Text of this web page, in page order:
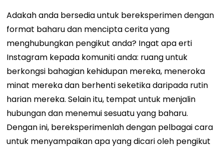
Adakah anda bersedia untuk bereksperimen dengan
format baharu dan mencipta cerita yang
menghubungkan pengikut anda? Ingat apa erti
Instagram kepada komuniti anda: ruang untuk
berkongsi bahagian kehidupan mereka, meneroka
minat mereka dan berhenti seketika daripada rutin
harian mereka. Selain itu, tempat untuk menjalin
hubungan dan menemui sesuatu yang baharu.
Dengan ini, bereksperimenlah dengan pelbagai cara
untuk menyampaikan apa yang dicari oleh pengikut